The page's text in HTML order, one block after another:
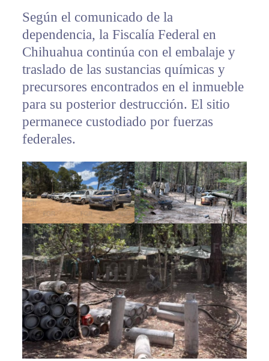
Según el comunicado de la
dependencia, la Fiscalía Federal en
Chihuahua continúa con el embalaje y
traslado de las sustancias químicas y
precursores encontrados en el inmueble
para su posterior destrucción. El sitio
permanece custodiado por fuerzas
federales.